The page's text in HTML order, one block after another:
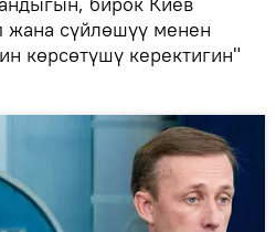
жана сүйлөшүү менен
көрсөтүшү керектигин"